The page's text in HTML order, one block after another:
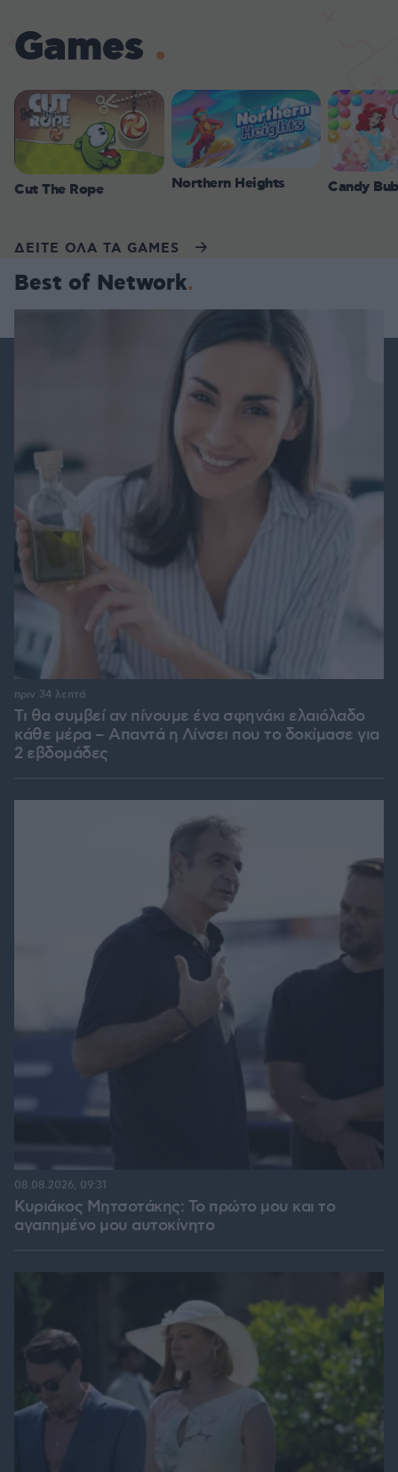
Games
Cut The Rope Northern Heights Candy
ΔΕΙΤΕ ΟΛΑ ΤΑ GAMES
Best of Network
Τι θα συμβεί αν πίνουμε ένα σφηνάκι ελαιόλαδο
κάθε μέρα – Απαντά η Λίνσει που το δοκίμασε για
2 εβδομάδες
πριν 34 λεπτά
Κυριάκος Μητσοτάκης: Το πρώτο μου και το
αγαπημένο μου αυτοκίνητο
08.08.2026, 09:31